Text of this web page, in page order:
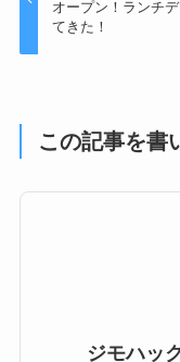
オープン！ランチ
てきた！
この記事を書
ジモハッ